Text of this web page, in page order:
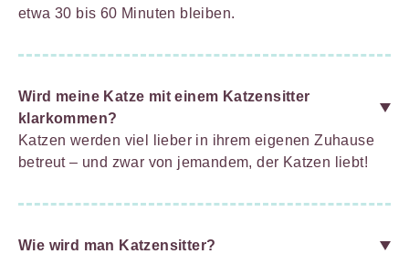
etwa 30 bis 60 Minuten bleiben.
Wird meine Katze mit einem Katzensitter
klarkommen?
Katzen werden viel lieber in ihrem eigenen Zuhause
betreut – und zwar von jemandem, der Katzen liebt!
Wie wird man Katzensitter?